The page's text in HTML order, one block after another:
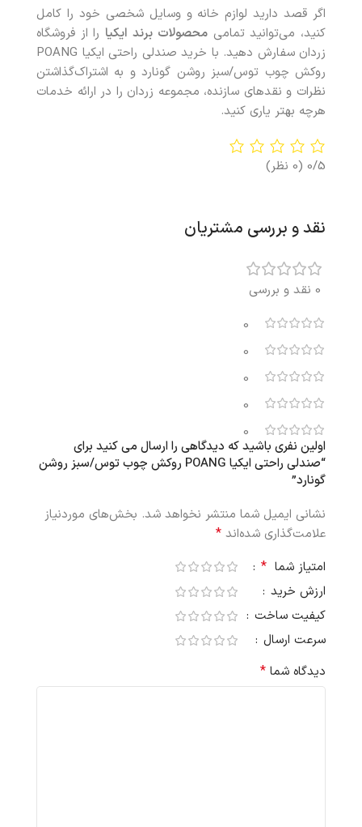
اگر قصد دارید لوازم خانه و وسایل شخصی خود را کامل
کنید، می‌توانید تمامی محصولات برند ایکیا را از فروشگاه
زردان سفارش دهید. با خريد صندلی راحتی ایکیا POANG
روکش چوب توس/سبز روشن گونارد و به اشتراک‌گذاشتن
نظرات و نقدهای سازنده، مجموعه زردان را در ارائه خدمات
هرچه بهتر ياری کنيد.
0/5 (0 نظر)
نقد و بررسی مشتریان
0 نقد و بررسی
0
0
0
0
0
اولین نفری باشید که دیدگاهی را ارسال می کنید برای
“صندلی راحتی ایکیا POANG روکش چوب توس/سبز روشن
گونارد”
نشانی ایمیل شما منتشر نخواهد شد. بخش‌های موردنیاز
علامت‌گذاری شده‌اند *
امتیاز شما *
ارزش خرید
کیفیت ساخت
سرعت ارسال
دیدگاه شما *